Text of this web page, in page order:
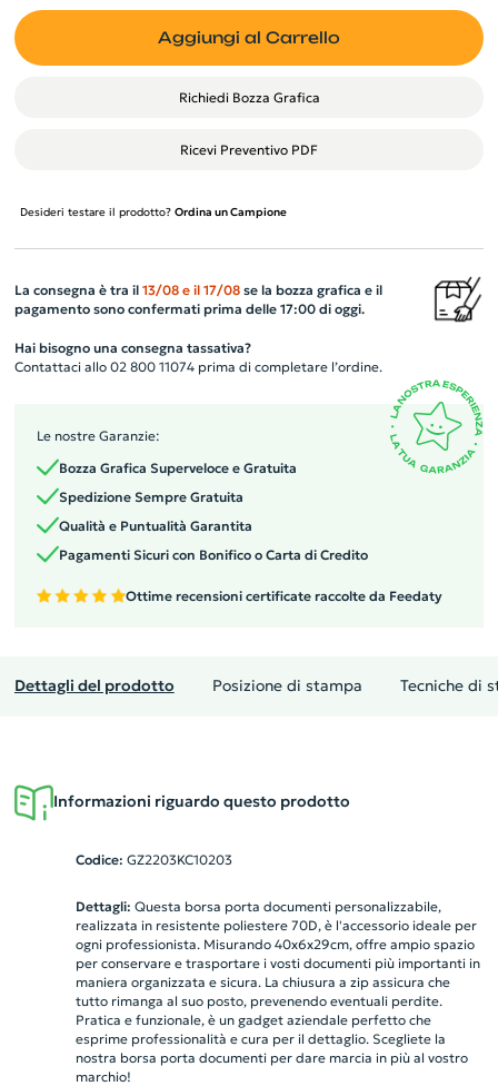
Aggiungi al Carrello
Richiedi Bozza Grafica
Ricevi Preventivo PDF
Desideri testare il prodotto? Ordina un Campione
La consegna è tra il 13/08 e il 17/08se la bozza grafica e il
pagamento sono confermati prima delle 17:00 di oggi.
Hai bisogno una consegna tassativa?
Contattaci allo 02 800 11074 prima di completare l’ordine.
Le nostre Garanzie:
Bozza Grafica Superveloce e Gratuita
Spedizione Sempre Gratuita
Qualità e Puntualità Garantita
Pagamenti Sicuri con Bonifico o Carta di Credito
Ottime recensioni certificate raccolte da Feedaty
Dettagli del prodotto Posizione di stampa Tecniche di
Informazioni riguardo questo prodotto
Codice: GZ2203KC10203
Dettagli: Questa borsa porta documenti personalizzabile,
realizzata in resistente poliestere 70D, è l'accessorio ideale per
ogni professionista. Misurando 40x6x29cm, offre ampio spazio
per conservare e trasportare i vosti documenti più importanti in
maniera organizzata e sicura. La chiusura a zip assicura che
tutto rimanga al suo posto, prevenendo eventuali perdite.
Pratica e funzionale, è un gadget aziendale perfetto che
esprime professionalità e cura per il dettaglio. Scegliete la
nostra borsa porta documenti per dare marcia in più al vostro
marchio!